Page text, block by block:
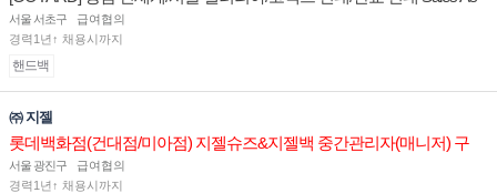
sociate 채용
서울 서초구
급여협의
경력1년↑ 채용시까지
핸드백
㈜ 지젤
롯데백화점(건대점/미아점) 지젤슈즈&지젤백 중간관리자(매니저) 구
인합니다
서울 광진구
급여협의
경력1년↑ 채용시까지